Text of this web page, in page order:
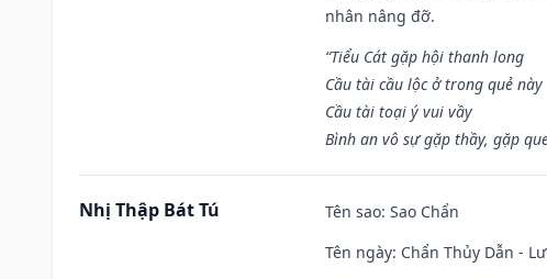
nhân nâng đỡ.
“Tiểu Cát gặp hội thanh long
Cầu tài cầu lộc ở trong quẻ này
Cầu tài toại ý vui vầy
Bình an vô sự gặp thầy, gặp
Nhị Thập Bát Tú Tên sao: Sao Chẩn
Tên ngày: Chẩn Thủy Dẫn -